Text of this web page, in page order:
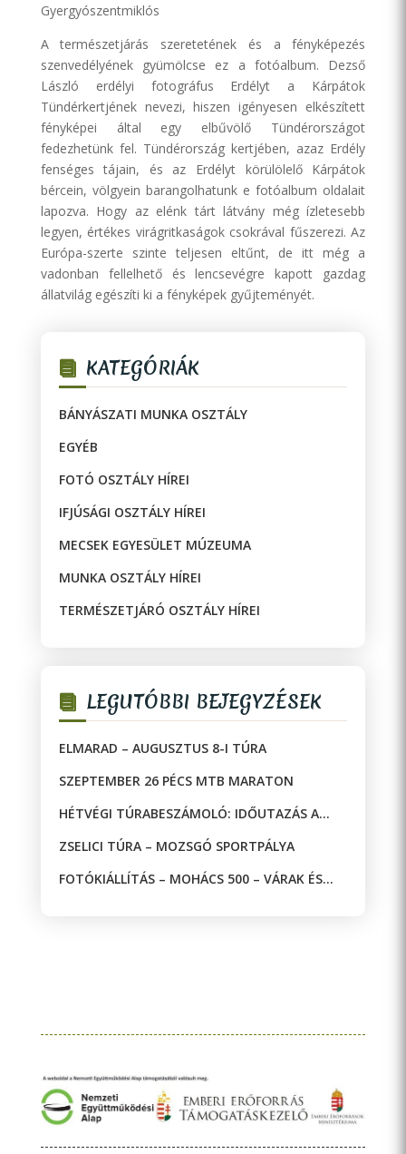
Gyergyószentmiklós
A természetjárás szeretetének és a fényképezés
szenvedélyének gyümölcse ez a fotóalbum. Dezső
László erdélyi fotográfus Erdélyt a Kárpátok
Tündérkertjének nevezi, hiszen igényesen elkészített
fényképei által egy elbűvölő Tündérországot
fedezhetünk fel. Tündérország kertjében, azaz Erdély
fenséges tájain, és az Erdélyt körülölelő Kárpátok
bércein, völgyein barangolhatunk e fotóalbum oldalait
lapozva. Hogy az elénk tárt látvány még ízletesebb
legyen, értékes virágritkaságok csokrával fűszerezi. Az
Európa-szerte szinte teljesen eltűnt, de itt még a
vadonban fellelhető és lencsevégre kapott gazdag
állatvilág egészíti ki a fényképek gyűjteményét.
KATEGÓRIÁK
BÁNYÁSZATI MUNKA OSZTÁLY
EGYÉB
FOTÓ OSZTÁLY HÍREI
IFJÚSÁGI OSZTÁLY HÍREI
MECSEK EGYESÜLET MÚZEUMA
MUNKA OSZTÁLY HÍREI
TERMÉSZETJÁRÓ OSZTÁLY HÍREI
LEGUTÓBBI BEJEGYZÉSEK
ELMARAD – AUGUSZTUS 8-I TÚRA
SZEPTEMBER 26 PÉCS MTB MARATON
HÉTVÉGI TÚRABESZÁMOLÓ: IDŐUTAZÁS A
ZSELICI TÚRA – MOZSGÓ SPORTPÁLYA
FOTÓKIÁLLÍTÁS – MOHÁCS 500 – VÁRAK ÉS